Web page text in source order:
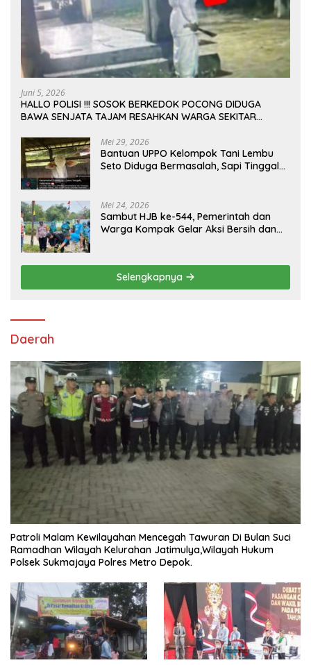
Juni 5, 2026
HALLO POLISI !!! SOSOK BERKEDOK POCONG DIDUGA
BAWA SENJATA TAJAM RESAHKAN WARGA SEKITAR
Mei 29, 2026
Bantuan UPPO Kelompok Tani Lembu
Seto Diduga Bermasalah, Sapi Tinggal
Mei 24, 2026
Sambut HJB ke-544, Pemerintah dan
Warga Kompak Gelar Aksi Bersih dan
Selengkapnya
Daerah
Patroli Malam Kewilayahan Mencegah Tawuran Di Bulan Suci
Ramadhan Wilayah Kelurahan Jatimulya,Wilayah Hukum
Polsek Sukmajaya Polres Metro Depok.